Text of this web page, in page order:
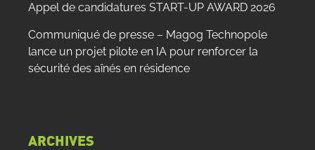
Appel de candidatures START-UP AWARD 2026
Communiqué de presse – Magog Technopole
lance un projet pilote en IA pour renforcer la
sécurité des aînés en résidence
ARCHIVES